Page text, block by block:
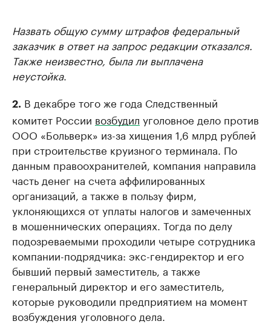
Назвать общую сумму штрафов федеральный
заказчик в ответ на запрос редакции отказался.
Также неизвестно, была ли выплачена
неустойка.
2. В декабре того же года Следственный
комитет России возбудил уголовное дело против
ООО «Больверк» из-за хищения 1,6 млрд рублей
при строительстве круизного терминала. По
данным правоохранителей, компания направила
часть денег на счета аффилированных
организаций, а также в пользу фирм,
уклоняющихся от уплаты налогов и замеченных
в мошеннических операциях. Тогда по делу
подозреваемыми проходили четыре сотрудника
компании-подрядчика: экс-гендиректор и его
бывший первый заместитель, а также
генеральный директор и его заместитель,
которые руководили предприятием на момент
возбуждения уголовного дела.